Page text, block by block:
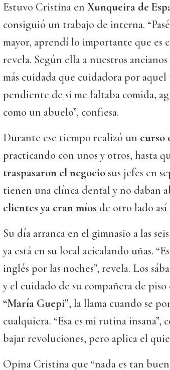
Estuvo Cristina en Xunqueira de
consiguió un trabajo de interna.
mayor, aprendí lo importante que es
revela. Según ella a nuestros
más cuidada que cuidadora por aquel
pendiente de si me faltaba comida,
como un abuelo”, confiesa.
Durante ese tiempo realizó un curso
practicando con unos y otros, hasta
traspasaron el negocio sus jefes en
tienen una clínca dental y no daban
clientes ya eran míos de otro lado así
Su día arranca en el gimnasio a las
ya está en su local acicalando uñas.
inglés por las noches”, revela. Los
y el cuidado de su compañera de
“María Guepi”, la llama cuando se
cualquiera. “Esa es mi rutina
bajar revoluciones, pero aplica el
Opina Cristina que “nada es tan